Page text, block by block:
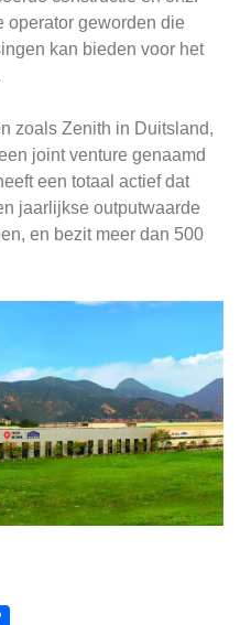
operator geworden die
kan bieden voor het
zoals Zenith in Duitsland,
joint venture genaamd
een totaal actief dat
jaarlijkse outputwaarde
en bezit meer dan 500